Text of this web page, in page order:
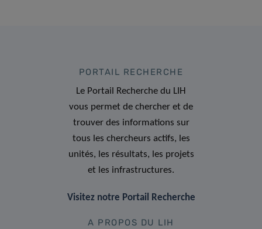
PORTAIL RECHERCHE
Le Portail Recherche du LIH
vous permet de chercher et de
trouver des informations sur
tous les chercheurs actifs, les
unités, les résultats, les projets
et les infrastructures.
Visitez notre Portail Recherche
A PROPOS DU LIH